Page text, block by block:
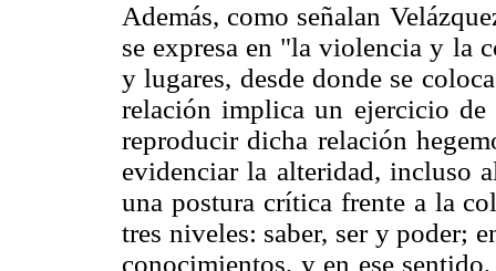
Además, como señalan
se expresa en "la violencia y la
y lugares, desde donde se
relación implica un ejercicio de
reproducir dicha relación
evidenciar la alteridad, incluso
una postura crítica frente a la
tres niveles: saber, ser y poder;
conocimientos, y en ese